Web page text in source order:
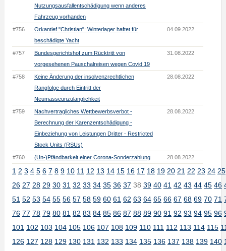
Nutzungsausfallentschädigung wenn anderes
Fahrzeug vorhanden
#756
Orkantief "Christian": Winterlager haftet für
beschädigte Yacht
04.09.2022
#757
Bundesgerichtshof zum Rücktritt von
vorgesehenen Pauschalreisen wegen Covid 19
31.08.2022
#758
Keine Änderung der insolvenzrechtlichen
Rangfolge durch Eintritt der
Neumasseunzulänglichkeit
28.08.2022
#759
Nachvertragliches Wettbewerbsverbot -
Berechnung der Karenzentschädigung -
Einbeziehung von Leistungen Dritter - Restricted
Stock Units (RSUs)
28.08.2022
#760 (Un-)Pfändbarkeit einer Corona-Sonderzahlung 28.08.2022
1 2 3 4 5 6 7 8 9 10 11 12 13 14 15 16 17 18 19 20 21 22 23 24 25
26 27 28 29 30 31 32 33 34 35 36 37 38 39 40 41 42 43 44 45 46
51 52 53 54 55 56 57 58 59 60 61 62 63 64 65 66 67 68 69 70 71
76 77 78 79 80 81 82 83 84 85 86 87 88 89 90 91 92 93 94 95 96
101 102 103 104 105 106 107 108 109 110 111 112 113 114 115
126 127 128 129 130 131 132 133 134 135 136 137 138 139 140